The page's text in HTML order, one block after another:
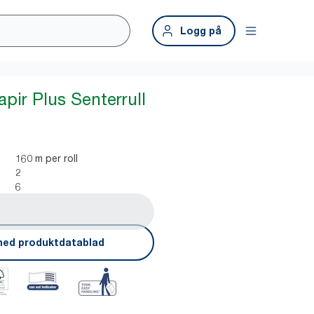
Logg på
Plus Senterrull
160 m per roll
2
6
produktdatablad